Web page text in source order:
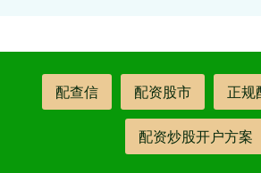
配查信 配资股市 正规
配资炒股开户方案